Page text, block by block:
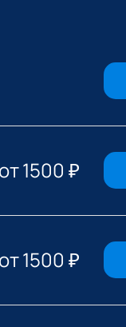
от1500 ₽
от1500 ₽